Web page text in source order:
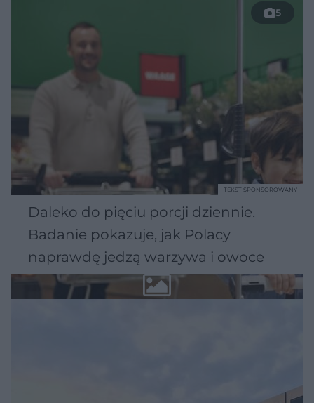
5
Daleko do pięciu porcji dziennie.
Badanie pokazuje, jak Polacy
naprawdę jedzą warzywa i owoce
TEKST SPONSOROWANY